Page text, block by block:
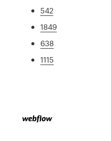
542
1849
638
1115